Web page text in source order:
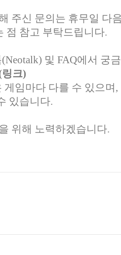
주신 문의는 휴무일 다
점 참고 부탁드립니다.
및 FAQ에서 궁
링크)
게임마다 다를 수 있으며
있습니다.
위해 노력하겠습니다.